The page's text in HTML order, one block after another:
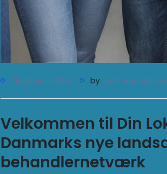
29. januar 2026 by Jens Hannesson
Velkommen til Din
Danmarks nye
behandlernetværk